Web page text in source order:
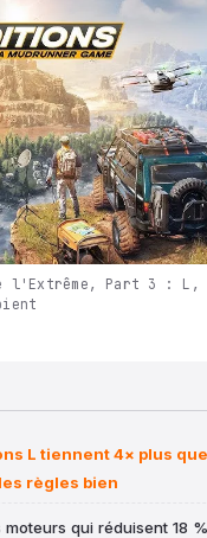
l'Extrême, Part 3 : L,
L tiennent 4× plus
règles bien
qui réduisent 18